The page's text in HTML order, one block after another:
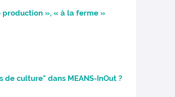
production », « à la ferme »
culture" dans MEANS-InOut ?